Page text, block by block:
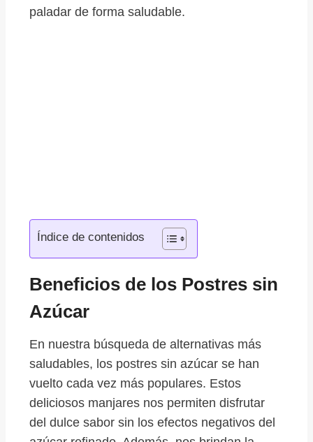
paladar de forma saludable.
Índice de contenidos
Beneficios de los Postres sin
Azúcar
En nuestra búsqueda de alternativas más
saludables, los postres sin azúcar se han
vuelto cada vez más populares. Estos
deliciosos manjares nos permiten disfrutar
del dulce sabor sin los efectos negativos del